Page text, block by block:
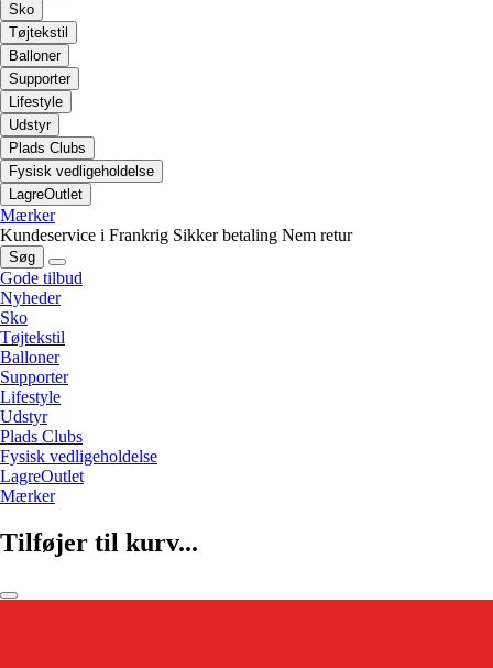
Sko
Tøjtekstil
Balloner
Supporter
Lifestyle
Udstyr
Plads Clubs
Fysisk vedligeholdelse
LagreOutlet
Mærker
Kundeservice i Frankrig Sikker betaling Nem retur
Søg
Gode tilbud
Nyheder
Sko
Tøjtekstil
Balloner
Supporter
Lifestyle
Udstyr
Plads Clubs
Fysisk vedligeholdelse
LagreOutlet
Mærker
Tilføjer til kurv...